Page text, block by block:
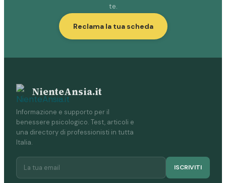
te.
Reclama la tua scheda
NienteAnsia.it
Informazione e supporto per il
benessere psicologico. Test, articoli e
una directory di professionisti in tutta
Italia.
ISCRIVITI